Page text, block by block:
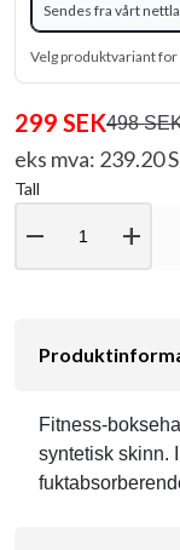
Sendes fra vårt
Velg produktvariant for
299 SEK498
eks mva: 239.20
Tall
remove add
Fitness-
syntetisk skinn.